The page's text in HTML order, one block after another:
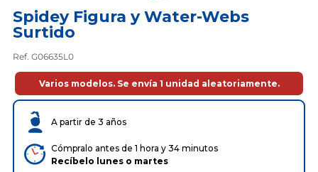
Spidey Figura y Water-Webs
Surtido
Ref. G06635L0
Varios modelos. Se envía 1 unidad aleatoriamente.
A partir de 3 años
Cómpralo antes de 1 hora y 34 minutos
Recíbelo lunes o martes